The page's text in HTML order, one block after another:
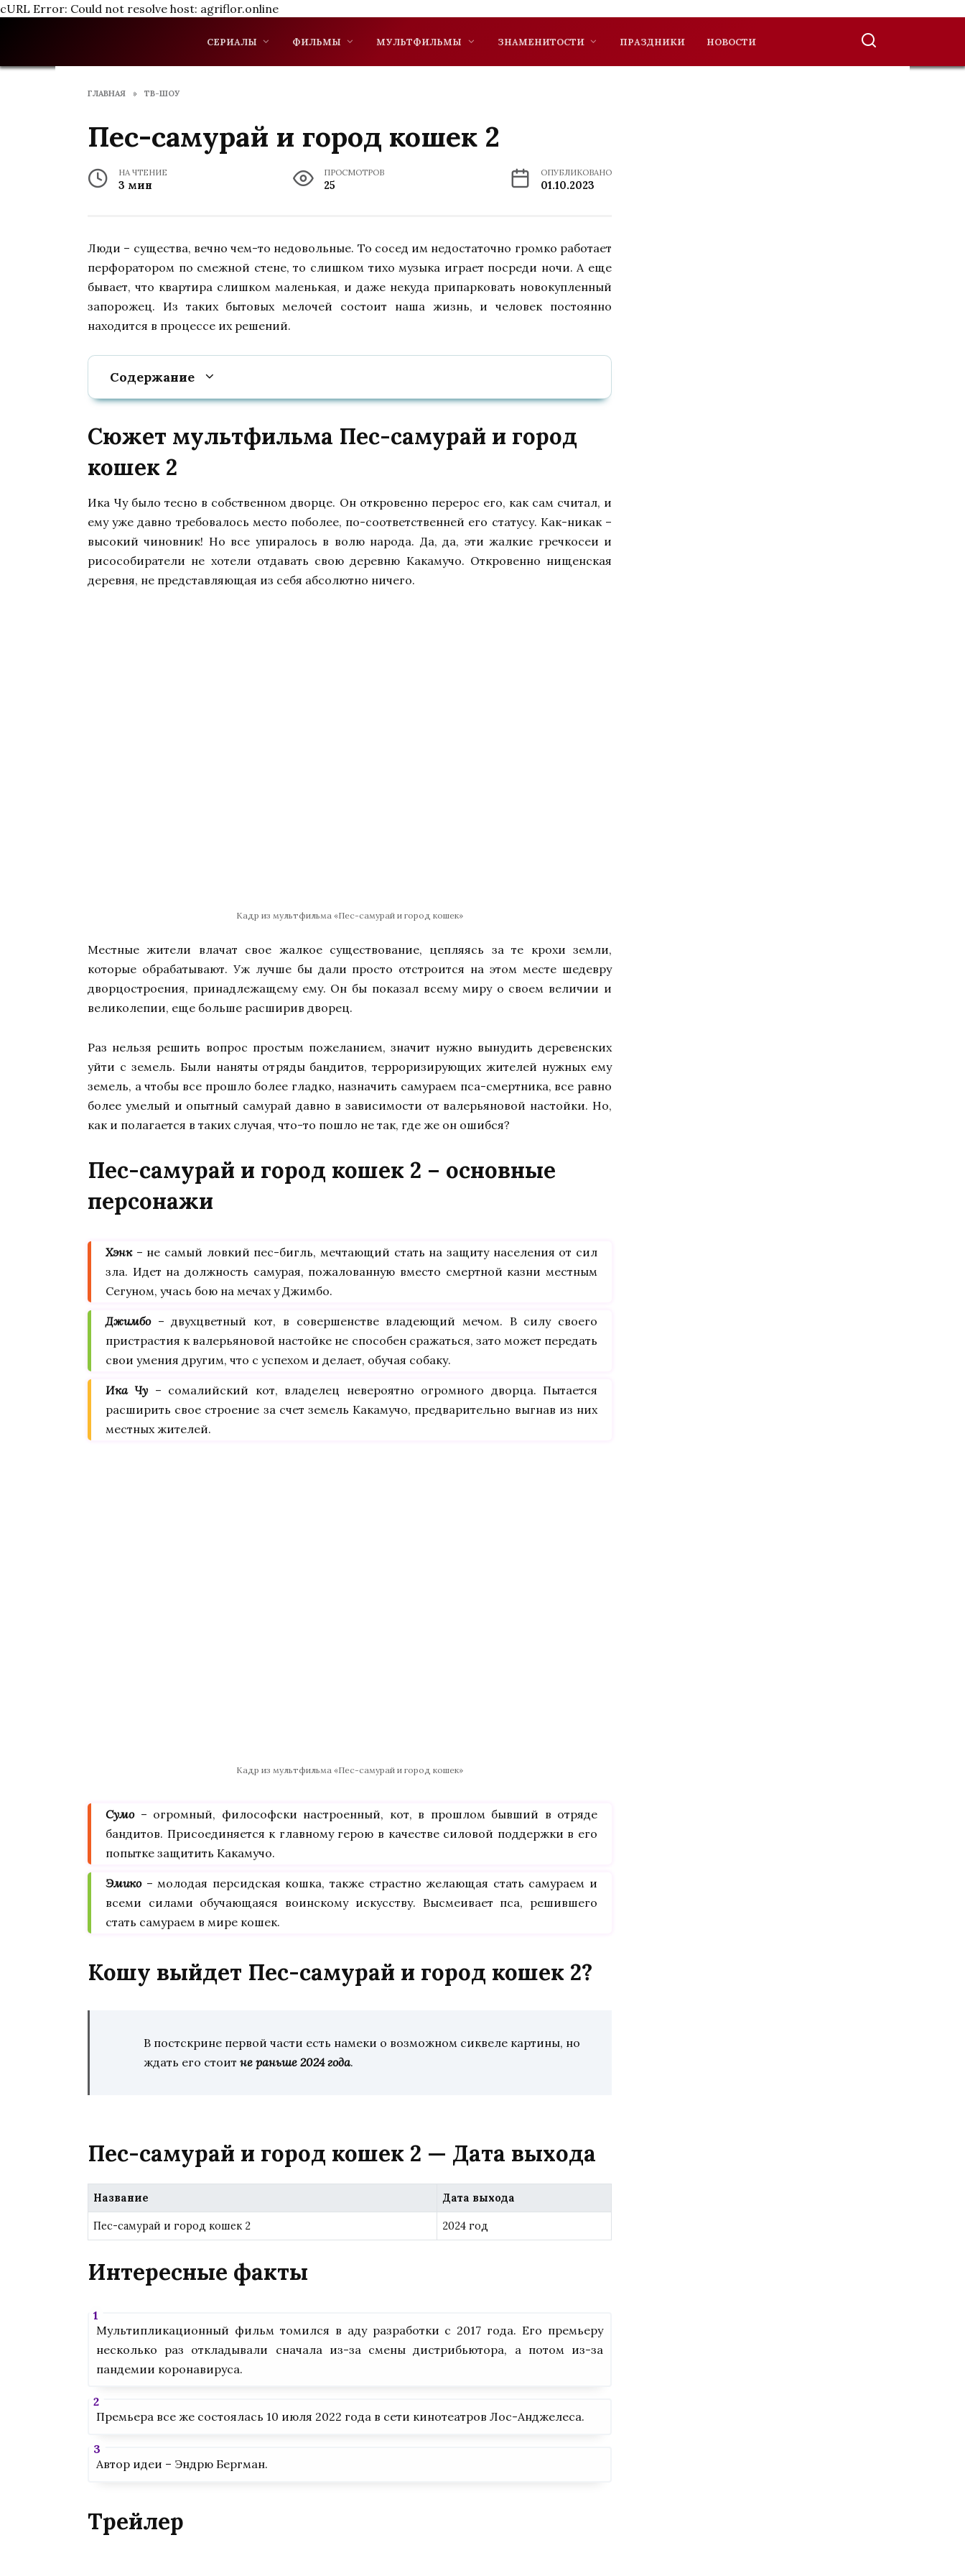
cURL Error: Could not resolve host: agriflor.online
СЕРИАЛЫ ФИЛЬМЫ МУЛЬТФИЛЬМЫ ЗНАМЕНИТОСТИ ПРАЗДНИКИ НОВОСТИ
ГЛАВНАЯ » ТВ-ШОУ
Пес-самурай и город кошек 2
НА ЧТЕНИЕ
3 мин
ПРОСМОТРОВ
25
ОПУБЛИКОВАНО
01.10.2023
Люди – существа, вечно чем-то недовольные. То сосед им недостаточно громко работает
перфоратором по смежной стене, то слишком тихо музыка играет посреди ночи. А еще
бывает, что квартира слишком маленькая, и даже некуда припарковать новокупленный
запорожец. Из таких бытовых мелочей состоит наша жизнь, и человек постоянно
находится в процессе их решений.
Содержание
Сюжет мультфильма Пес-самурай и город
кошек 2
Ика Чу было тесно в собственном дворце. Он откровенно перерос его, как сам считал, и
ему уже давно требовалось место поболее, по-соответственней его статусу. Как-никак –
высокий чиновник! Но все упиралось в волю народа. Да, да, эти жалкие гречкосеи и
рисособиратели не хотели отдавать свою деревню Какамучо. Откровенно нищенская
деревня, не представляющая из себя абсолютно ничего.
Кадр из мультфильма «Пес-самурай и город кошек»
Местные жители влачат свое жалкое существование, цепляясь за те крохи земли,
которые обрабатывают. Уж лучше бы дали просто отстроится на этом месте шедевру
дворцостроения, принадлежащему ему. Он бы показал всему миру о своем величии и
великолепии, еще больше расширив дворец.
Раз нельзя решить вопрос простым пожеланием, значит нужно вынудить деревенских
уйти с земель. Были наняты отряды бандитов, терроризирующих жителей нужных ему
земель, а чтобы все прошло более гладко, назначить самураем пса-смертника, все равно
более умелый и опытный самурай давно в зависимости от валерьяновой настойки. Но,
как и полагается в таких случая, что-то пошло не так, где же он ошибся?
Пес-самурай и город кошек 2 – основные
персонажи
Хэнк– не самый ловкий пес-бигль, мечтающий стать на защиту населения от сил
зла. Идет на должность самурая, пожалованную вместо смертной казни местным
Сегуном, учась бою на мечах у Джимбо.
Джимбо – двухцветный кот, в совершенстве владеющий мечом. В силу своего
пристрастия к валерьяновой настойке не способен сражаться, зато может передать
свои умения другим, что с успехом и делает, обучая собаку.
Ика Чу – сомалийский кот, владелец невероятно огромного дворца. Пытается
расширить свое строение за счет земель Какамучо, предварительно выгнав из них
местных жителей.
Кадр из мультфильма «Пес-самурай и город кошек»
Сумо – огромный, философски настроенный, кот, в прошлом бывший в отряде
бандитов. Присоединяется к главному герою в качестве силовой поддержки в его
попытке защитить Какамучо.
Эмико – молодая персидская кошка, также страстно желающая стать самураем и
всеми силами обучающаяся воинскому искусству. Высмеивает пса, решившего
стать самураем в мире кошек.
Кошу выйдет Пес-самурай и город кошек 2?
В постскрине первой части есть намеки о возможном сиквеле картины, но
ждать его стоит не раньше 2024 года.
Пес-самурай и город кошек 2 — Дата выхода
Название Дата выхода
Пес-самурай и город кошек 2 2024 год
Интересные факты
Мультипликационный фильм томился в аду разработки с 2017 года. Его премьеру
несколько раз откладывали сначала из-за смены дистрибьютора, а потом из-за
пандемии коронавируса.
Премьера все же состоялась 10 июля 2022 года в сети кинотеатров Лос-Анджелеса.
Автор идеи – Эндрю Бергман.
Трейлер